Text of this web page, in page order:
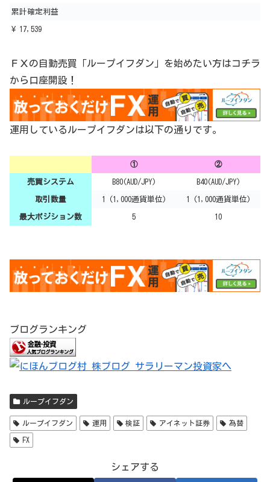
累計確定利益
¥ 17,539
ＦＸの自動売買「ループイフダン」を始めたい方はコチラ
から口座開設！
運用しているループイフダンは以下の通りです。
① ②
売買システム B80(AUD/JPY) B40(AUD/JPY)
取引数量 1 (1,000通貨単位) 1 (1,000通貨単位)
最大ポジション数 5 10
ブログランキング
ループイフダン
ループイフダン 運用 検証 アイネット証券 為替
FX
シェアする